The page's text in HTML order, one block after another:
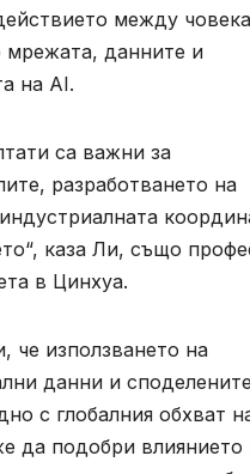
между
данните и
на AI.
са важни за
разработването на
каза Ли, също
в Цинхуа.
че използването на
данни и
с глобалния обхват
да подобри влиянието